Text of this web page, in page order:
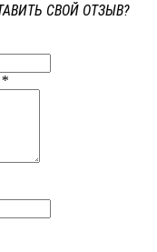
СВОЙ ОТЗЫВ?
*